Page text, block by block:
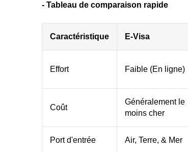
- Tableau de comparaison rapide
Caractéristique E-Visa
Effort Faible (En ligne)
Coût
Généralement le
moins cher
Port d'entrée Air, Terre, & Mer